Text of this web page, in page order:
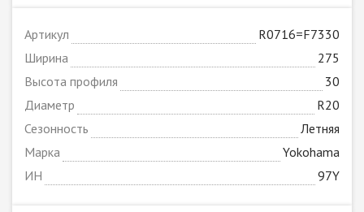
Артикул
R0716=F7330
Ширина
275
Высота профиля
30
Диаметр
R20
Сезонность
Летняя
Марка
Yokohama
ИН
97Y